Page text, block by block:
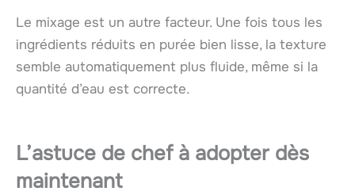
Le mixage est un autre facteur. Une fois tous les
ingrédients réduits en purée bien lisse, la texture
semble automatiquement plus fluide, même si la
quantité d’eau est correcte.
L’astuce de chef à adopter dès
maintenant